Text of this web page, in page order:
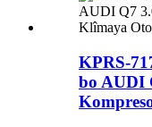
KPRS-
bo AUDI